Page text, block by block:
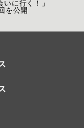
いに行く！」
を公開